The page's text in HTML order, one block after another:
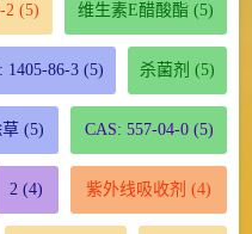
2 (5) 维生素E醋酸酯 (5)
1405-86-3(5) 杀菌剂 (5)
草 (5) CAS: 557-04-0(5)
2 (4) 紫外线吸收剂 (4)